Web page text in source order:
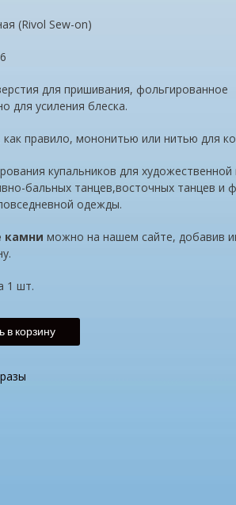
(Rivol Sew-on)
для пришивания, фольгированное
для усиления блеска.
правило, мононитью или нитью для
купальников для художественной
бальных танцев,восточных танцев и
одежды.
камни можно на нашем сайте, добавив
1 шт.
в корзину